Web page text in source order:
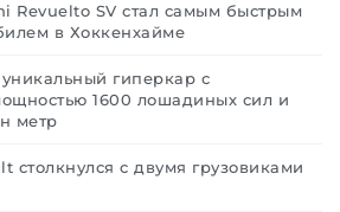
Revuelto SV стал самым быстрым
в Хоккенхайме
гиперкар с
1600 лошадиных сил и
метр
столкнулся с двумя грузовиками